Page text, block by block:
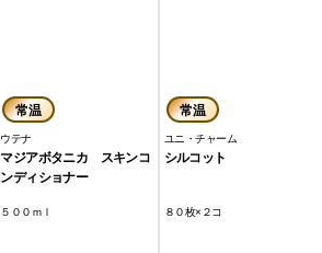
常温
ウテナ
マジアボタニカ スキンコ
ンディショナー
５００ｍｌ
常温
ユニ・チャーム
シルコット
８０枚×２コ